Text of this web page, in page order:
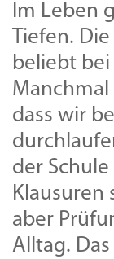
Im Leben
Tiefen.
beliebt bei
dass wir
der
Klausuren
aber
Alltag.